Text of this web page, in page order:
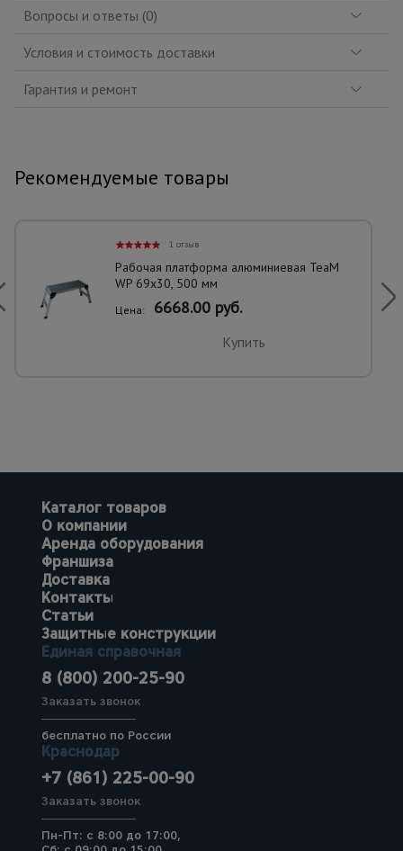
Вопросы и ответы (0)
Условия и стоимость доставки
Гарантия и ремонт
Рекомендуемые товары
1 отзыв
Рабочая платформа алюминиевая TeaM
WP 69x30, 500 мм
Цена: 6668.00 руб.
Купить
Каталог товаров
О компании
Аренда оборудования
Франшиза
Доставка
Контакты
Статьи
Защитные конструкции
Единая справочная
8 (800) 200-25-90
Заказать звонок
бесплатно по России
Краснодар
+7 (861) 225-00-90
Заказать звонок
Пн-Пт: с 8:00 до 17:00,